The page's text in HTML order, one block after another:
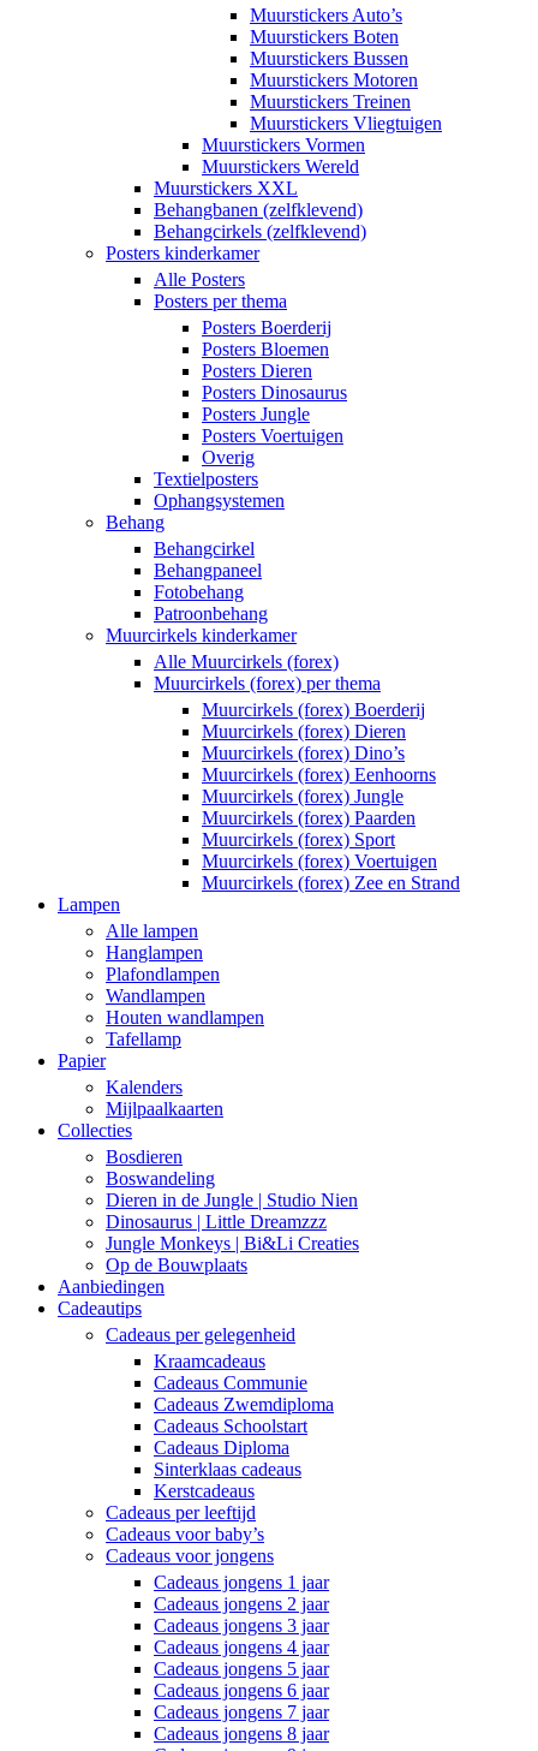
Muurstickers Auto’s
Muurstickers Boten
Muurstickers Bussen
Muurstickers Motoren
Muurstickers Treinen
Muurstickers Vliegtuigen
Muurstickers Vormen
Muurstickers Wereld
Muurstickers XXL
Behangbanen (zelfklevend)
Behangcirkels (zelfklevend)
Posters kinderkamer
Alle Posters
Posters per thema
Posters Boerderij
Posters Bloemen
Posters Dieren
Posters Dinosaurus
Posters Jungle
Posters Voertuigen
Overig
Textielposters
Ophangsystemen
Behang
Behangcirkel
Behangpaneel
Fotobehang
Patroonbehang
Muurcirkels kinderkamer
Alle Muurcirkels (forex)
Muurcirkels (forex) per thema
Muurcirkels (forex) Boerderij
Muurcirkels (forex) Dieren
Muurcirkels (forex) Dino’s
Muurcirkels (forex) Eenhoorns
Muurcirkels (forex) Jungle
Muurcirkels (forex) Paarden
Muurcirkels (forex) Sport
Muurcirkels (forex) Voertuigen
Muurcirkels (forex) Zee en Strand
Lampen
Alle lampen
Hanglampen
Plafondlampen
Wandlampen
Houten wandlampen
Tafellamp
Papier
Kalenders
Mijlpaalkaarten
Collecties
Bosdieren
Boswandeling
Dieren in de Jungle | Studio Nien
Dinosaurus | Little Dreamzzz
Jungle Monkeys | Bi&Li Creaties
Op de Bouwplaats
Aanbiedingen
Cadeautips
Cadeaus per gelegenheid
Kraamcadeaus
Cadeaus Communie
Cadeaus Zwemdiploma
Cadeaus Schoolstart
Cadeaus Diploma
Sinterklaas cadeaus
Kerstcadeaus
Cadeaus per leeftijd
Cadeaus voor baby’s
Cadeaus voor jongens
Cadeaus jongens 1 jaar
Cadeaus jongens 2 jaar
Cadeaus jongens 3 jaar
Cadeaus jongens 4 jaar
Cadeaus jongens 5 jaar
Cadeaus jongens 6 jaar
Cadeaus jongens 7 jaar
Cadeaus jongens 8 jaar